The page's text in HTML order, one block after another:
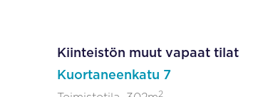
Kiinteistön muut vapaat tilat
Kuortaneenkatu 7
2